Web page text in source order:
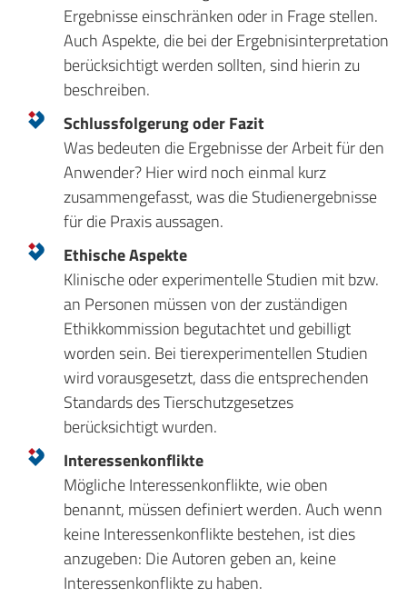
Ergebnisse einschränken oder in Frage stellen.
Auch Aspekte, die bei der Ergebnisinterpretation
berücksichtigt werden sollten, sind hierin zu
beschreiben.
Schlussfolgerung oder Fazit
Was bedeuten die Ergebnisse der Arbeit für den
Anwender? Hier wird noch einmal kurz
zusammengefasst, was die Studienergebnisse
für die Praxis aussagen.
Ethische Aspekte
Klinische oder experimentelle Studien mit bzw.
an Personen müssen von der zuständigen
Ethikkommission begutachtet und gebilligt
worden sein. Bei tierexperimentellen Studien
wird vorausgesetzt, dass die entsprechenden
Standards des Tierschutzgesetzes
berücksichtigt wurden.
Interessenkonflikte
Mögliche Interessenkonflikte, wie oben
benannt, müssen definiert werden. Auch wenn
keine Interessenkonflikte bestehen, ist dies
anzugeben: Die Autoren geben an, keine
Interessenkonflikte zu haben.